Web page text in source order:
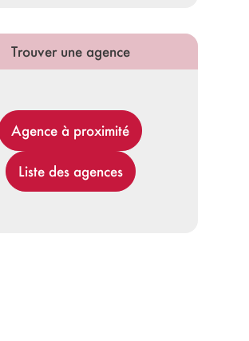
Trouver une agence
Agence à proximité
Liste des agences